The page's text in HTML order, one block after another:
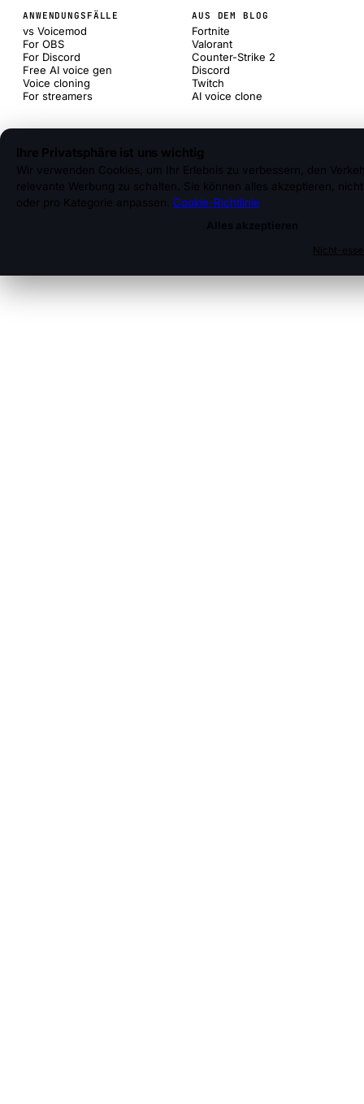
ANWENDUNGSFÄLLE
vs Voicemod
For OBS
For Discord
Free AI voice gen
Voice cloning
For streamers
AUS DEM BLOG
Fortnite
Valorant
Counter-Strike 2
Discord
Twitch
AI voice clone
Ihre Privatsphäre ist uns wichtig
Wir verwenden Cookies, um Ihr Erlebnis zu verbessern, den
relevante Werbung zu schalten. Sie können alles akzeptieren,
oder pro Kategorie anpassen. Cookie-Richtlinie
Nicht-